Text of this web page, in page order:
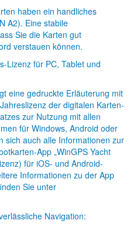
haben ein handliches
A2). Eine stabile
Sie die Karten gut
verstauen können.
Lizenz für PC, Tablet und
eine gedruckte Erläuterung mit
der digitalen Karten-
zur Nutzung mit allen
für Windows, Android oder
sich auch alle Informationen zur
App „WinGPS Yacht
für iOS- und Android-
Informationen zu der App
Sie unter
Navigation: